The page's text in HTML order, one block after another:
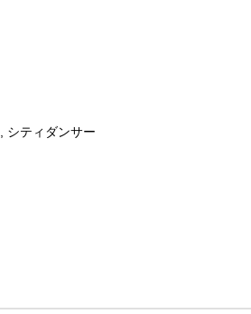
シティダンサー